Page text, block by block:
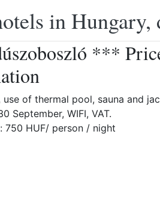
in Hungary,
***
of thermal pool, sauna and
September, WIFI, VAT.
750 HUF/ person / night